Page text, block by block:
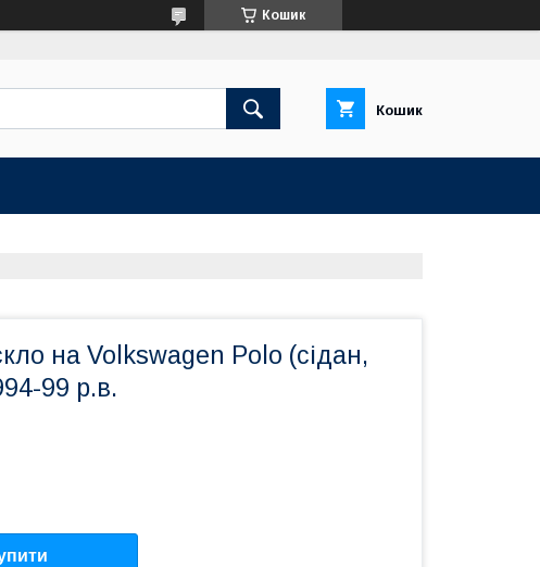
Кошик
Кошик
на Volkswagen Polo (сідан,
99 р.в.